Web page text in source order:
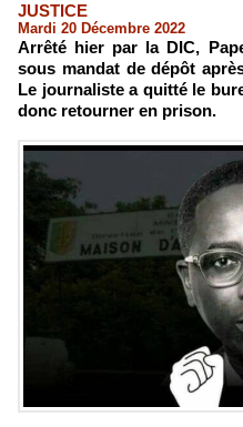
JUSTICE
Mardi 20 Décembre 2022
Arrêté hier par la DIC,
sous mandat de dépôt
Le journaliste a quitté le
donc retourner en prison.